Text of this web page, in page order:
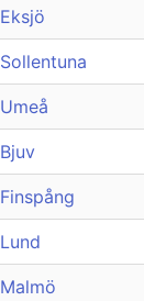
Eksjö
Sollentuna
Umeå
Bjuv
Finspång
Lund
Malmö